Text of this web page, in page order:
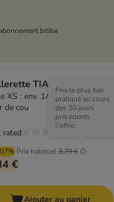
bitiba
TIAKI
XS : env. 14,5 - 24 cm de
de cou
Prix habituel3,79 €
Prix le plus bas
pratiqué au cours
des 30 jours
précédents
l'offre.
€
rated
Ajouter au panier